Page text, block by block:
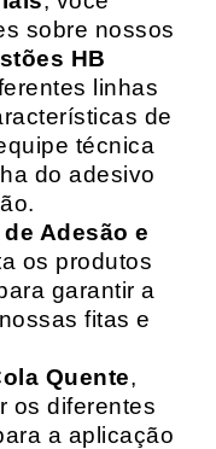
sobre nossos
HB
linhas
de
técnica
do adesivo
Adesão e
os produtos
garantir a
fitas e
Quente,
os diferentes
a aplicação